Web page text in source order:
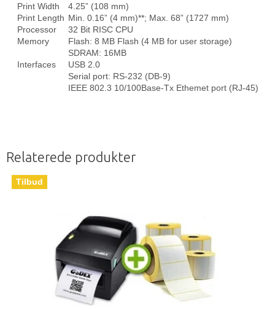
Print Width
4.25” (108 mm)
Print Length Min. 0.16” (4 mm)**; Max. 68” (1727 mm)
Processor
32 Bit RISC CPU
Memory
Flash: 8 MB Flash (4 MB for user storage)
SDRAM: 16MB
Interfaces
USB 2.0
Serial port: RS-232 (DB-9)
IEEE 802.3 10/100Base-Tx Ethemet port (RJ-45)
Relaterede produkter
Tilbud